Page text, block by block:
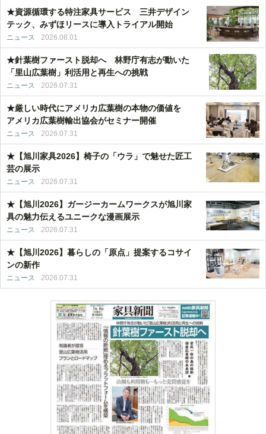
★資源循環する特注家具サービス 三井デザイン
テック、みずほリースに導入トライアル開始
ニュース 2026.08.01
★針葉樹ファースト脱却へ 林野庁有志が動いた
「里山広葉樹」利活用と再生への挑戦
ニュース 2026.07.31
★厳しい時代にアメリカ広葉樹の本物の価値を
アメリカ広葉樹輸出協会がセミナー開催
ニュース 2026.07.31
★【旭川家具2026】椅子の「ウラ」で魅せた匠工
芸の展示
ニュース 2026.07.31
★【旭川2026】ガージーカームワークスが旭川家
具の魅力伝えるユニークな漫画展示
ニュース 2026.07.31
★【旭川2026】暮らしの「原点」提案するコサイ
ンの新作
ニュース 2026.07.31